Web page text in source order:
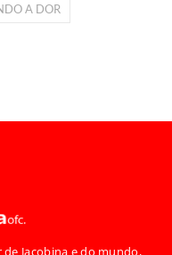
A DOR
Jacobina e do mundo,